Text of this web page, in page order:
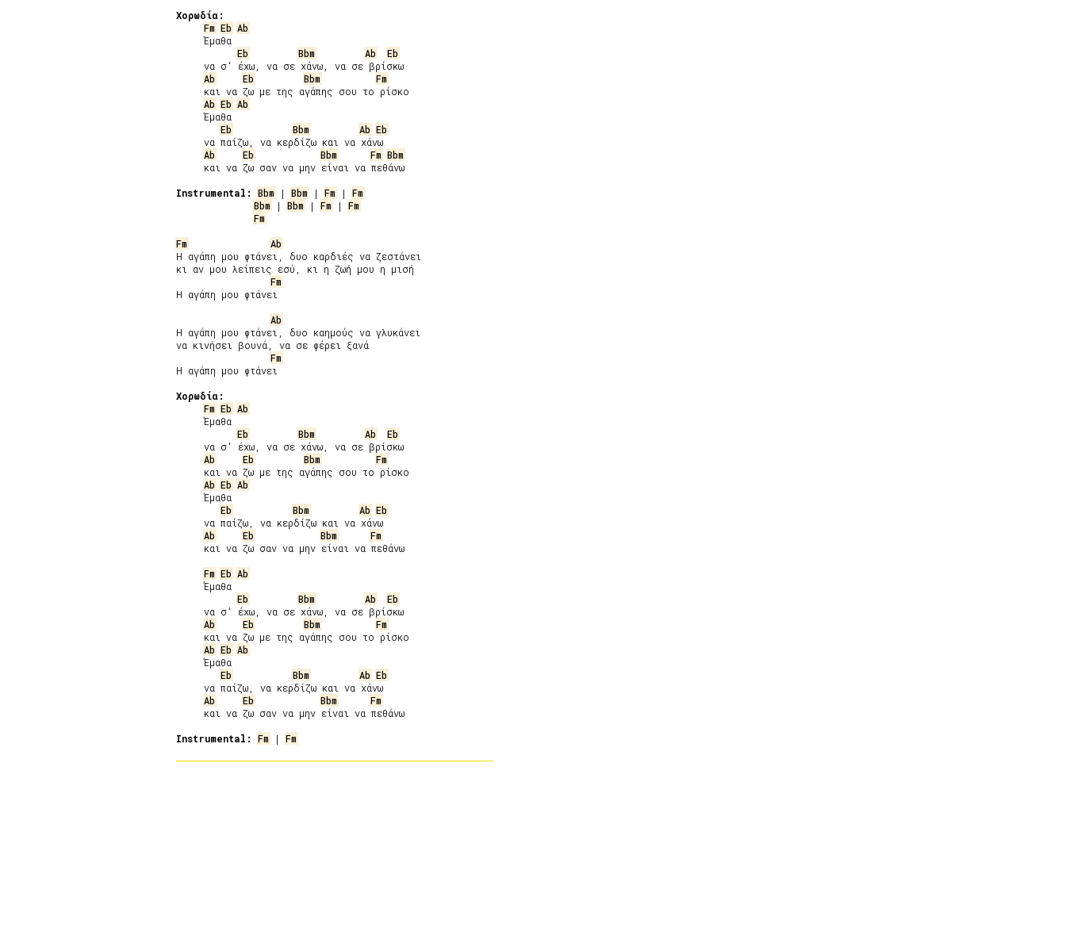
Χορωδία:
Fm Eb Ab
     Έμαθα
Eb
Bbm Ab
Eb
     να σ' έχω, να σε χάνω, να σε βρίσκω
Ab
Eb Bbm
Fm
     και να ζω με της αγάπης σου το ρίσκο
Ab Eb Ab
     Έμαθα
Eb
Bbm Ab Eb
     να παίζω, να κερδίζω και να χάνω
Ab
Eb Bbm Fm Bbm
     και να ζω σαν να μην είναι να πεθάνω
Instrumental:
Bbm | Bbm | Fm | Fm
Bbm | Bbm | Fm | Fm
Fm
Fm
Ab
Η αγάπη μου φτάνει, δυο καρδιές να ζεστάνει
κι αν μου λείπεις εσύ, κι η ζωή μου η μισή
Fm
Η αγάπη μου φτάνει
Ab
Η αγάπη μου φτάνει, δυο καημούς να γλυκάνει
να κινήσει βουνά, να σε φέρει ξανά
Fm
Η αγάπη μου φτάνει
Χορωδία:
Fm Eb Ab
     Έμαθα
Eb
Bbm Ab
Eb
     να σ' έχω, να σε χάνω, να σε βρίσκω
Ab
Eb Bbm
Fm
     και να ζω με της αγάπης σου το ρίσκο
Ab Eb Ab
     Έμαθα
Eb
Bbm Ab Eb
     να παίζω, να κερδίζω και να χάνω
Ab
Eb Bbm
Fm
     και να ζω σαν να μην είναι να πεθάνω
Fm Eb Ab
     Έμαθα
Eb
Bbm Ab
Eb
     να σ' έχω, να σε χάνω, να σε βρίσκω
Ab
Eb Bbm
Fm
     και να ζω με της αγάπης σου το ρίσκο
Ab Eb Ab
     Έμαθα
Eb
Bbm Ab Eb
     να παίζω, να κερδίζω και να χάνω
Ab
Eb Bbm
Fm
     και να ζω σαν να μην είναι να πεθάνω
Instrumental:
Fm | Fm